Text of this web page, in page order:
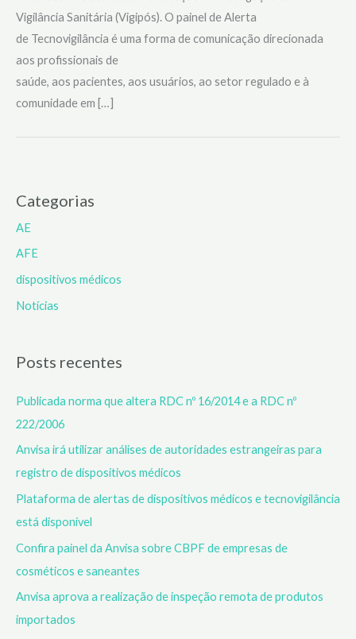
Vigilância Sanitária (Vigipós). O painel de Alerta
de Tecnovigilância é uma forma de comunicação direcionada
aos profissionais de
saúde, aos pacientes, aos usuários, ao setor regulado e à
comunidade em […]
Categorias
AE
AFE
dispositivos médicos
Notícias
Posts recentes
Publicada norma que altera RDC nº 16/2014 e a RDC nº
222/2006
Anvisa irá utilizar análises de autoridades estrangeiras para
registro de dispositivos médicos
Plataforma de alertas de dispositivos médicos e tecnovigilância
está disponível
Confira painel da Anvisa sobre CBPF de empresas de
cosméticos e saneantes
Anvisa aprova a realização de inspeção remota de produtos
importados